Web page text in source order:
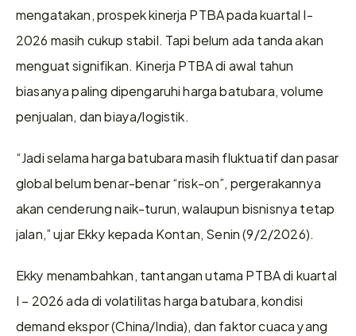
mengatakan, prospek kinerja PTBA pada kuartal I-
2026 masih cukup stabil. Tapi belum ada tanda akan
menguat signifikan. Kinerja PTBA di awal tahun
biasanya paling dipengaruhi harga batubara, volume
penjualan, dan biaya/logistik.
“Jadi selama harga batubara masih fluktuatif dan pasar
global belum benar-benar “risk-on”, pergerakannya
akan cenderung naik-turun, walaupun bisnisnya tetap
jalan,” ujar Ekky kepada Kontan, Senin (9/2/2026).
Ekky menambahkan, tantangan utama PTBA di kuartal
I – 2026 ada di volatilitas harga batubara, kondisi
demand ekspor (China/India), dan faktor cuaca yang